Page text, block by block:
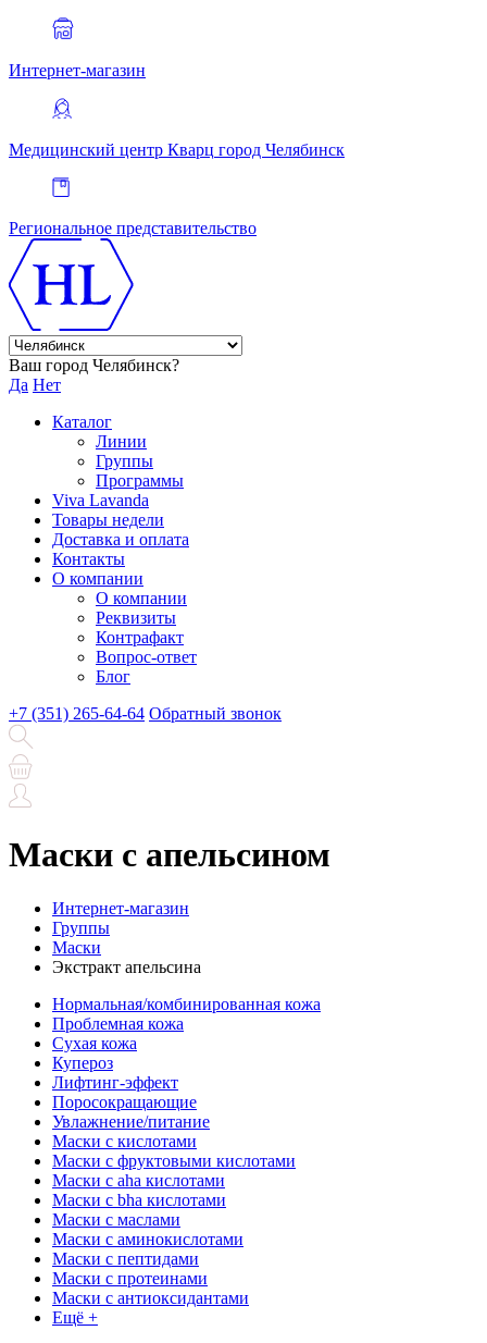
Интернет-магазин
Медицинский центр Кварц город Челябинск
Региональное представительство
Ваш город Челябинск?
Да Нет
Каталог
Линии
Группы
Программы
Viva Lavanda
Товары недели
Доставка и оплата
Контакты
О компании
О компании
Реквизиты
Контрафакт
Вопрос-ответ
Блог
+7 (351) 265-64-64 Обратный звонок
Маски с апельсином
Интернет-магазин
Группы
Маски
Экстракт апельсина
Нормальная/комбинированная кожа
Проблемная кожа
Сухая кожа
Купероз
Лифтинг-эффект
Поросокращающие
Увлажнение/питание
Маски с кислотами
Маски с фруктовыми кислотами
Маски с aha кислотами
Маски с bha кислотами
Маски с маслами
Маски с аминокислотами
Маски с пептидами
Маски с протеинами
Маски с антиоксидантами
Ещё +